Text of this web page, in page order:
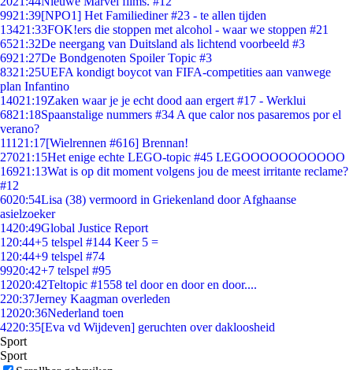
9921:39[NPO1] Het Familiediner #23 - te allen tijden
13421:33FOK!ers die stoppen met alcohol - waar we stoppen #21
6521:32De neergang van Duitsland als lichtend voorbeeld #3
6921:27De Bondgenoten Spoiler Topic #3
8321:25UEFA kondigt boycot van FIFA-competities aan vanwege
plan Infantino
14021:19Zaken waar je je echt dood aan ergert #17 - Werklui
6821:18Spaanstalige nummers #34 A que calor nos pasaremos por el
verano?
111 21:17[Wielrennen #616] Brennan!
27021:15Het enige echte LEGO-topic #45 LEGOOOOOOOOOOO
16921:13Wat is op dit moment volgens jou de meest irritante reclame?
#12
6020:54Lisa (38) vermoord in Griekenland door Afghaanse
asielzoeker
1420:49Global Justice Report
1 20:44+5 telspel #144 Keer 5 =
1 20:44+9 telspel #74
9920:42+7 telspel #95
12020:42Teltopic #1558 tel door en door en door....
220:37Jerney Kaagman overleden
12020:36Nederland toen
4220:35[Eva vd Wijdeven] geruchten over dakloosheid
Sport
Sport